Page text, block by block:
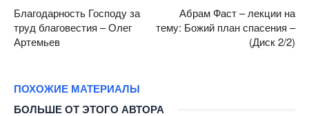
Благодарность Господу за
труд благовестия – Олег
Артемьев
Абрам Фаст – лекции на
тему: Божий план спасения –
(Диск 2/2)
ПОХОЖИЕ МАТЕРИАЛЫ
БОЛЬШЕ ОТ ЭТОГО АВТОРА